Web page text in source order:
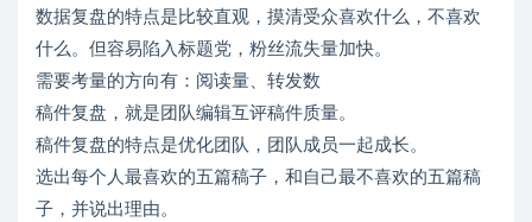
数据复盘的特点是比较直观，摸清受众喜欢什么，不喜欢
什么。但容易陷入标题党，粉丝流失量加快。
需要考量的方向有：阅读量、转发数
稿件复盘，就是团队编辑互评稿件质量。
稿件复盘的特点是优化团队，团队成员一起成长。
选出每个人最喜欢的五篇稿子，和自己最不喜欢的五篇稿
子，并说出理由。